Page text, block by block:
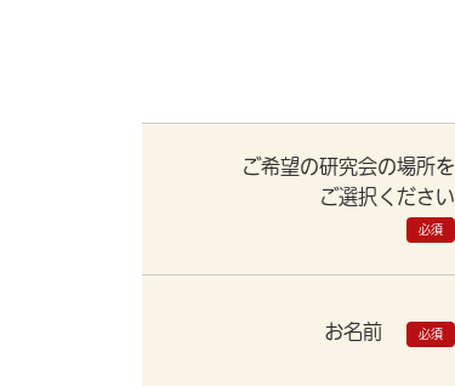
ご希望の研究会の場所を
ご選択ください
必須
お名前 必須